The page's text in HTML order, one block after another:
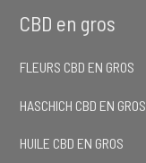
CBD en gros
FLEURS CBD EN GROS
HASCHICH CBD EN GROS
HUILE CBD EN GROS